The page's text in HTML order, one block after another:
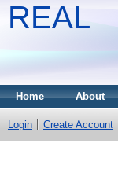
REAL
Home About
Login Create Account